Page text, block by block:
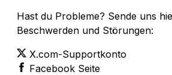
Hast du Probleme? Sende uns
Beschwerden und Störungen:
X.com-Supportkonto
Facebook Seite